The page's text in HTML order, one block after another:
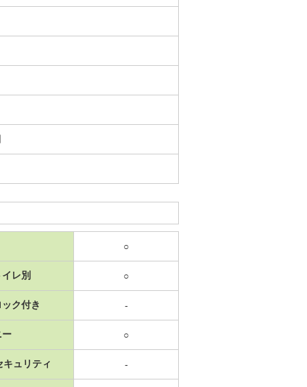
○
レ別 ○
ク付き -
ー ○
キュリティ -